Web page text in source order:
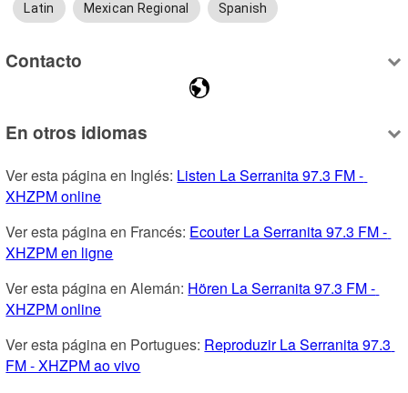
Latin Mexican Regional Spanish
Contacto
En otros idiomas
Ver esta página en Inglés: Listen La Serranita 97.3 FM -
XHZPM online
Ver esta página en Francés: Ecouter La Serranita 97.3 FM -
XHZPM en ligne
Ver esta página en Alemán: Hören La Serranita 97.3 FM -
XHZPM online
Ver esta página en Portugues: Reproduzir La Serranita 97.3
FM - XHZPM ao vivo